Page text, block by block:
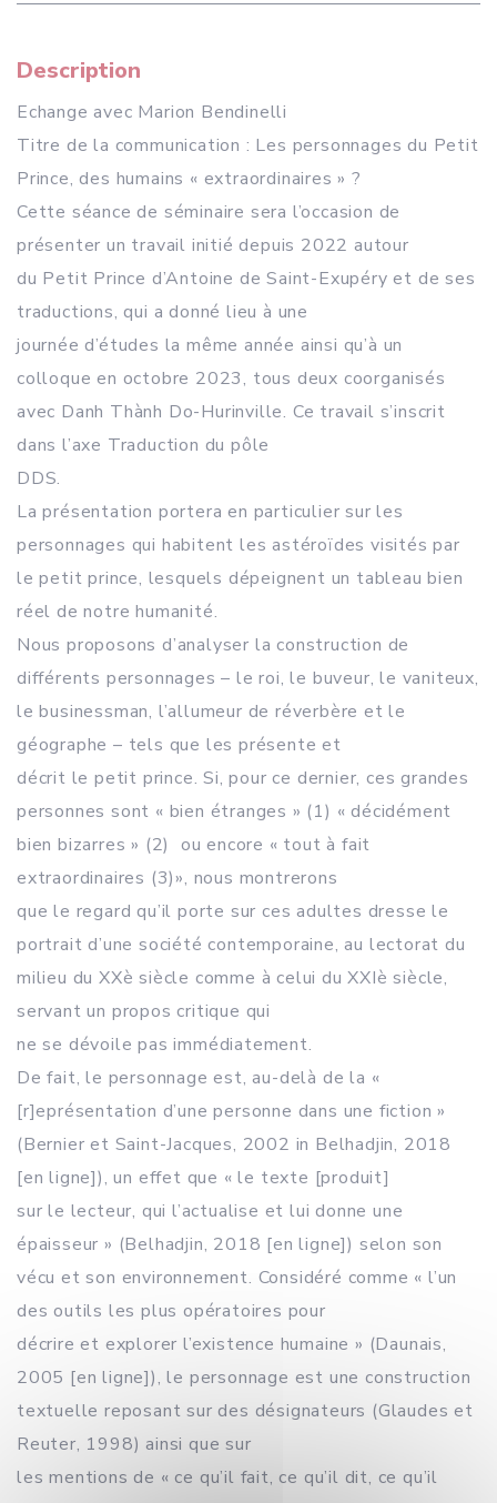
Description
Echange avec Marion Bendinelli
Titre de la communication : Les personnages du Petit
Prince, des humains « extraordinaires » ?
Cette séance de séminaire sera l’occasion de
présenter un travail initié depuis 2022 autour
du Petit Prince d’Antoine de Saint-Exupéry et de ses
traductions, qui a donné lieu à une
journée d’études la même année ainsi qu’à un
colloque en octobre 2023, tous deux coorganisés
avec Danh Thành Do-Hurinville. Ce travail s’inscrit
dans l’axe Traduction du pôle
DDS.
La présentation portera en particulier sur les
personnages qui habitent les astéroïdes visités par
le petit prince, lesquels dépeignent un tableau bien
réel de notre humanité.
Nous proposons d’analyser la construction de
différents personnages – le roi, le buveur, le vaniteux,
le businessman, l’allumeur de réverbère et le
géographe – tels que les présente et
décrit le petit prince. Si, pour ce dernier, ces grandes
personnes sont « bien étranges » (1) « décidément
bien bizarres » (2) ou encore « tout à fait
extraordinaires (3)», nous montrerons
que le regard qu’il porte sur ces adultes dresse le
portrait d’une société contemporaine, au lectorat du
milieu du XXè siècle comme à celui du XXIè siècle,
servant un propos critique qui
ne se dévoile pas immédiatement.
De fait, le personnage est, au-delà de la «
[r]eprésentation d’une personne dans une fiction »
(Bernier et Saint-Jacques, 2002 in Belhadjin, 2018
[en ligne]), un effet que « le texte [produit]
sur le lecteur, qui l’actualise et lui donne une
épaisseur » (Belhadjin, 2018 [en ligne]) selon son
vécu et son environnement. Considéré comme « l’un
des outils les plus opératoires pour
décrire et explorer l’existence humaine » (Daunais,
2005 [en ligne]), le personnage est une construction
textuelle reposant sur des désignateurs (Glaudes et
Reuter, 1998) ainsi que sur
les mentions de « ce qu’il fait, ce qu’il dit, ce qu’il